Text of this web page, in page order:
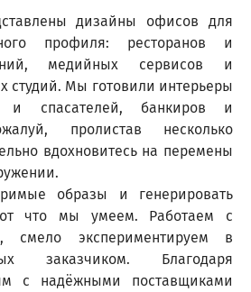
дизайны офисов для
профиля: ресторанов и
медийных сервисов и
студий. Мы готовили интерьеры
и спасателей, банкиров и
пролистав несколько
вдохновитесь на перемены
образы и генерировать
что мы умеем. Работаем с
смело экспериментируем в
заказчиком. Благодаря
с надёжными поставщиками